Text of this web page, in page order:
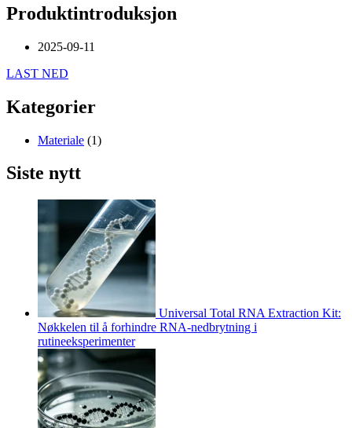
Produktintroduksjon
2025-09-11
LAST NED
Kategorier
Materiale (1)
Siste nytt
Universal Total RNA Extraction Kit:
Nøkkelen til å forhindre RNA-nedbrytning i
rutineeksperimenter